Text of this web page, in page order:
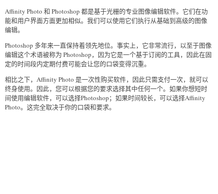
Affinity Photo 和 Photoshop 都是基于光栅的专业图像编辑软件。它们在功
能和用户界面方面更加相似。我们可以使用它们执行从基础到高级的图像
编辑。
Photoshop 多年来一直保持着领先地位。事实上，它非常流行，以至于图像
编辑这个术语被称为 Photoshop，因为它是一个基于订阅的工具，因此在固
定的时间段内定期付费可能会让您的口袋变得沉重。
相比之下，Affinity Photo 是一次性购买软件，因此只需支付一次，就可以
终身使用。因此，您可以根据您的要求选择其中任何一个。如果你想短时
间使用编辑软件，可以选择Photoshop；如果时间较长，可以选择Affinity
Photo。这完全取决于你的口袋和要求。